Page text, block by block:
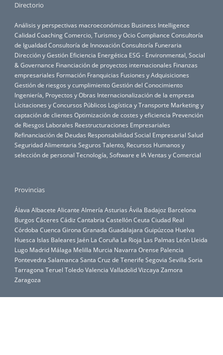
Directorio
Análisis y perspectivas macroeconómicas Business Intelligence
CalidadCoachingComercio, Turismo y OcioCompliance Consultoría
de IgualdadConsultoría de InnovaciónConsultoría Funeraria
Dirección y Gestión Eficiencia Energética ESG - Environmental, Social
& Governance Financiación de proyectos internacionales Finanzas
empresariales Formación Franquicias Fusiones y Adquisiciones
Gestión de riesgos y cumplimientoGestión del Conocimiento
Ingeniería, Proyectos y Obras Internacionalización de la empresa
Licitaciones y Concursos Públicos Logística y Transporte Marketing y
captación de clientes Optimización de costes y eficiencia Prevención
de Riesgos Laborales Reestructuraciones Empresariales
Refinanciación de Deudas Responsabilidad Social Empresarial Salud
Seguridad Alimentaria Seguros Talento, Recursos Humanos y
selección de personal Tecnología, Software e IA Ventas y Comercial
Provincias
Álava Albacete Alicante Almería Asturias Ávila Badajoz Barcelona
Burgos Cáceres Cádiz Cantabria CastellónCeuta Ciudad Real
Córdoba Cuenca Girona Granada Guadalajara Guipúzcoa Huelva
Huesca Islas Baleares Jaén La Coruña La Rioja Las Palmas León Lleida
Lugo Madrid Málaga Melilla Murcia Navarra Orense Palencia
Pontevedra Salamanca Santa Cruz de Tenerife Segovia Sevilla Soria
Tarragona Teruel ToledoValencia ValladolidVizcaya Zamora
Zaragoza